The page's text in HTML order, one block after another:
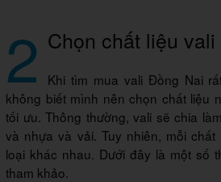
2 Chọn chất liệu vali
Khi tìm mua vali Đồng Nai
không biết mình nên chọn chất liệu
tối ưu. Thông thường, vali sẽ chia
và nhựa và vải. Tuy nhiên, mỗi
loại khác nhau. Dưới đây là một số
tham khảo.